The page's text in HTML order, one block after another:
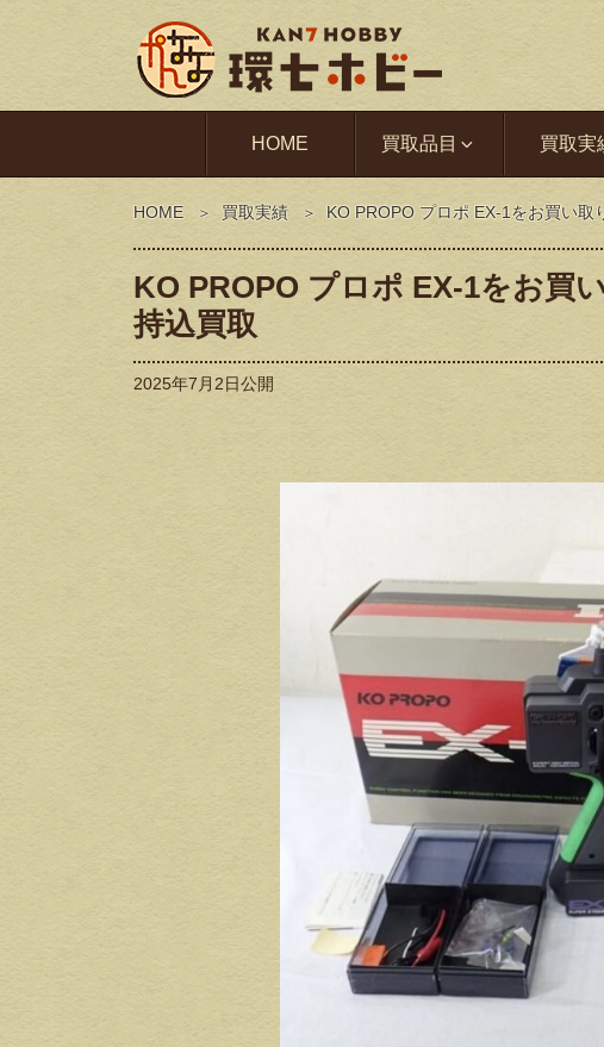
HOME 買取品目 買取実
HOME 買取実績 KO PROPO プロポ EX-1をお買い取
KO PROPO プロポ EX-1をお買
持込買取
2025年7月2日公開